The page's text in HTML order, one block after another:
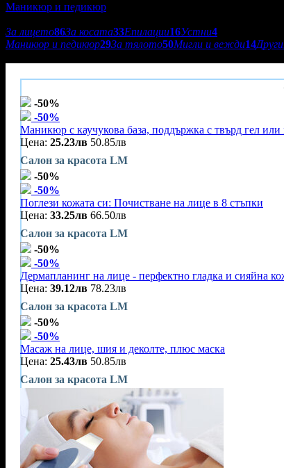
Маникюр и педикюр
За лицето86За косата33Епилации16Устни4
Маникюр и педикюр29За тялото50Мигли и вежди14Други
-50%
-50%
Маникюр с каучукова база, поддържка с твърд гел
Цена: 25.23лв 50.85лв
Салон за красота LM
-50%
-50%
Поглези кожата си: Почистване на лице в 8 стъпки
Цена: 33.25лв 66.50лв
Салон за красота LM
-50%
-50%
Дермапланинг на лице - перфектно гладка и сияйна
Цена: 39.12лв 78.23лв
Салон за красота LM
-50%
-50%
Масаж на лице, шия и деколте, плюс маска
Цена: 25.43лв 50.85лв
Салон за красота LM